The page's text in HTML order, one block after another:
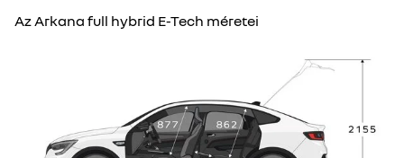
Az Arkana full hybrid E-Tech méretei